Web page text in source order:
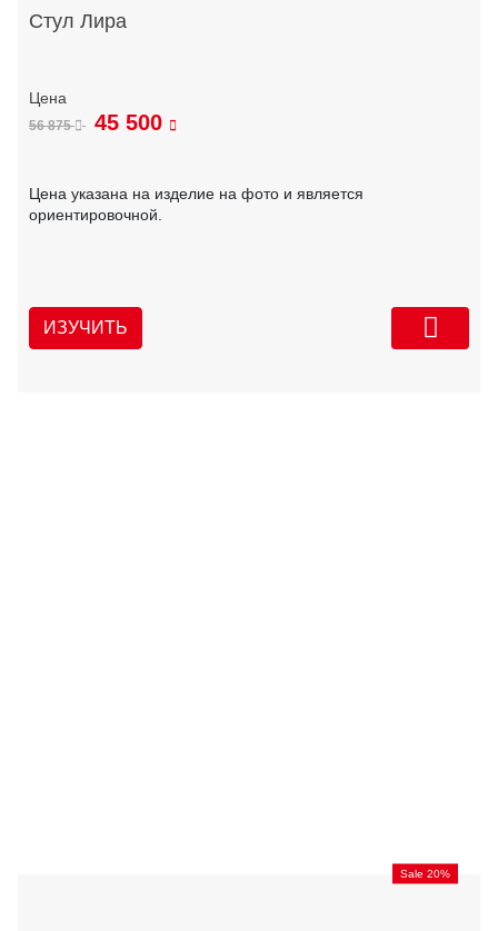
Стул Лира
56 875 45 500
Цена указана на изделие на фото и является
ориентировочной.
ИЗУЧИТЬ
Sale 20%